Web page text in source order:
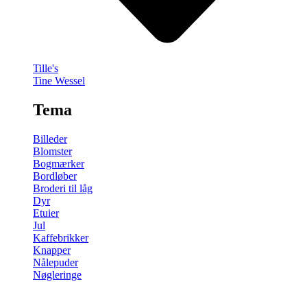
Tille's
Tine Wessel
Tema
Billeder
Blomster
Bogmærker
Bordløber
Broderi til låg
Dyr
Etuier
Jul
Kaffebrikker
Knapper
Nålepuder
Nøgleringe